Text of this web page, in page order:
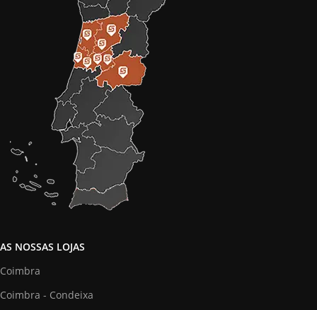
AS NOSSAS LOJAS
Coimbra
Coimbra - Condeixa